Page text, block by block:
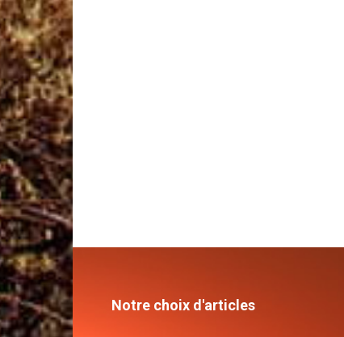
Notre choix d'articles